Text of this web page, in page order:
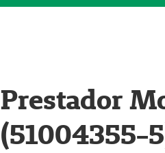
Prestador
(51004355-